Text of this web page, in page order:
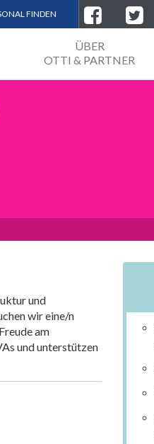
FINDEN
ÜBER
OTTI & PARTNER
und
wir eine/n
am
und unterstützen